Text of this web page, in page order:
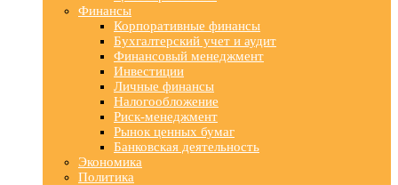
Финансы
Корпоративные финансы
Бухгалтерский учет и аудит
Финансовый менеджмент
Инвестиции
Личные финансы
Налогообложение
Риск-менеджмент
Рынок ценных бумаг
Банковская деятельность
Экономика
Политика